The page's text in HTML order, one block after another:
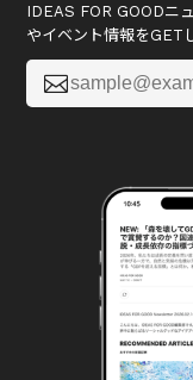
IDEAS FOR GOODニ
やイベント情報をGET
